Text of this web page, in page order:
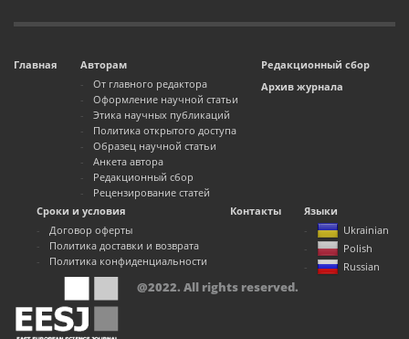
Главная
Авторам
От главного редактора
Оформление научной статьи
Этика научных публикаций
Политика открытого доступа
Образец научной статьи
Анкета автора
Редакционный сбор
Рецензирование статей
Редакционный сбор
Архив журнала
Сроки и условия
Договор оферты
Политика доставки и возврата
Политика конфиденциальности
Контакты
Языки
Ukrainian
Polish
Russian
@2022. All rights reserved.